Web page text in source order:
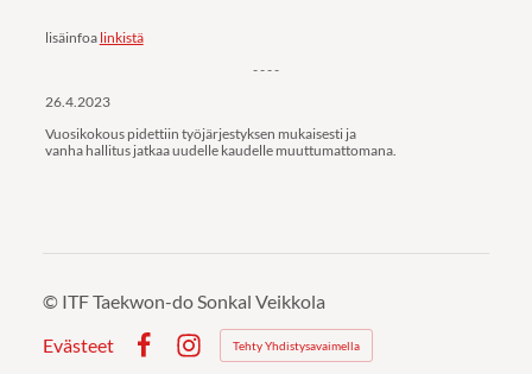
lisäinfoa linkistä
- - - -
26.4.2023
Vuosikokous pidettiin työjärjestyksen mukaisesti ja
vanha hallitus jatkaa uudelle kaudelle muuttumattomana.
© ITF Taekwon-do Sonkal Veikkola
Evästeet
Instagram
Tehty Yhdistysavaimella